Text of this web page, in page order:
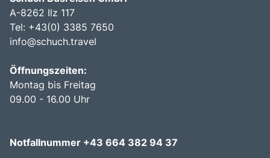
A-8262 Ilz 117
Tel: +43(0) 3385 7650
info@schuch.travel
Öffnungszeiten:
Montag bis Freitag
09.00 - 16.00 Uhr
Notfallnummer +43 664 382 94 37